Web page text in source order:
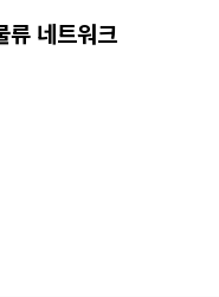
류 네트워크